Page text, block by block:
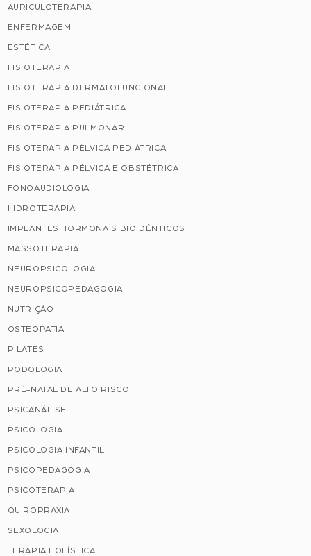
AURICULOTERAPIA
ENFERMAGEM
ESTÉTICA
FISIOTERAPIA
FISIOTERAPIA DERMATOFUNCIONAL
FISIOTERAPIA PEDIÁTRICA
FISIOTERAPIA PULMONAR
FISIOTERAPIA PÉLVICA PEDIÁTRICA
FISIOTERAPIA PÉLVICA E OBSTÉTRICA
FONOAUDIOLOGIA
HIDROTERAPIA
IMPLANTES HORMONAIS BIOIDÊNTICOS
MASSOTERAPIA
NEUROPSICOLOGIA
NEUROPSICOPEDAGOGIA
NUTRIÇÃO
OSTEOPATIA
PILATES
PODOLOGIA
PRÉ-NATAL DE ALTO RISCO
PSICANÁLISE
PSICOLOGIA
PSICOLOGIA INFANTIL
PSICOPEDAGOGIA
PSICOTERAPIA
QUIROPRAXIA
SEXOLOGIA
TERAPIA HOLÍSTICA